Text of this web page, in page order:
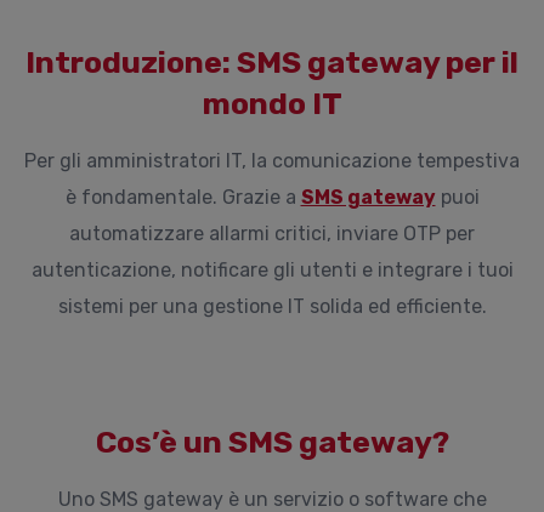
Introduzione: SMS gateway per il
mondo IT
Per gli amministratori IT, la comunicazione tempestiva
è fondamentale. Grazie a SMS gatewaypuoi
automatizzare allarmi critici, inviare OTP per
autenticazione, notificare gli utenti e integrare i tuoi
sistemi per una gestione IT solida ed efficiente.
Cos’è un SMS gateway?
Uno SMS gateway è un servizio o software che